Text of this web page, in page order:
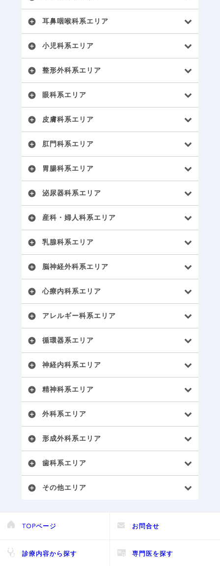
add_circle 耳鼻咽喉科系エリア
add_circle 小児科系エリア
add_circle 整形外科系エリア
add_circle 眼科系エリア
add_circle 皮膚科系エリア
add_circle 肛門科系エリア
add_circle 胃腸科系エリア
add_circle 泌尿器科系エリア
add_circle 産科・婦人科系エリア
add_circle 乳腺科系エリア
add_circle 脳神経外科系エリア
add_circle 心療内科系エリア
add_circle アレルギー科系エリア
add_circle 循環器系エリア
add_circle 神経内科系エリア
add_circle 精神科系エリア
add_circle 外科系エリア
add_circle 形成外科系エリア
add_circle 歯科系エリア
add_circle その他エリア
TOPページ お問合せ
診療内容から探す 専門医を探す